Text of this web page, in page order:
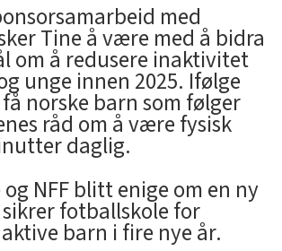
med
Tine å være med å bidra
om å redusere inaktivitet
unge innen 2025. Ifølge
norske barn som følger
råd om å være fysisk
daglig.
NFF blitt enige om en ny
fotballskole for
barn i fire nye år.